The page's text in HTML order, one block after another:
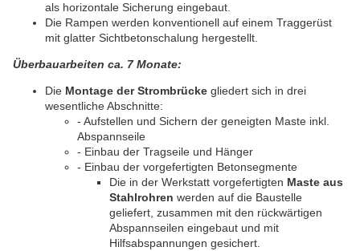
als horizontale Sicherung eingebaut.
Die Rampen werden konventionell auf einem Traggerüst
mit glatter Sichtbetonschalung hergestellt.
Überbauarbeiten ca. 7 Monate:
Die Montage der Strombrücke gliedert sich in drei
wesentliche Abschnitte:
- Aufstellen und Sichern der geneigten Maste inkl.
Abspannseile
- Einbau der Tragseile und Hänger
- Einbau der vorgefertigten Betonsegmente
Die in der Werkstatt vorgefertigten Maste aus
Stahlrohren werden auf die Baustelle
geliefert, zusammen mit den rückwärtigen
Abspannseilen eingebaut und mit
Hilfsabspannungen gesichert.